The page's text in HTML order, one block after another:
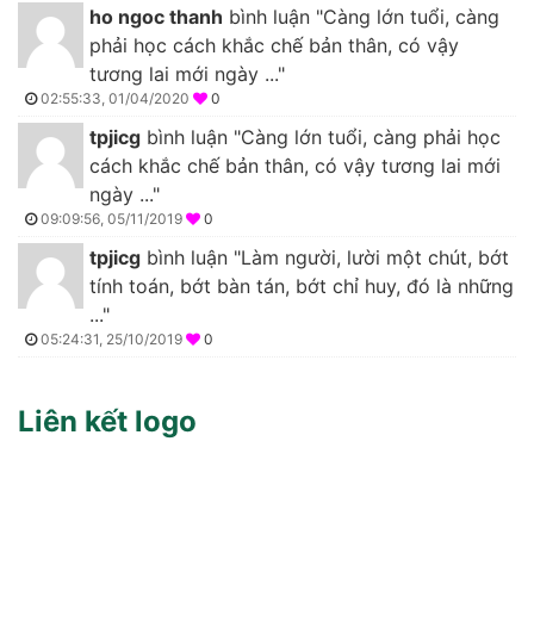
ho ngoc thanh bình luận "Càng lớn tuổi, càng
phải học cách khắc chế bản thân, có vậy
tương lai mới ngày ..."
02:55:33, 01/04/2020 0
tpjicg bình luận "Càng lớn tuổi, càng phải học
cách khắc chế bản thân, có vậy tương lai mới
ngày ..."
09:09:56, 05/11/2019 0
tpjicg bình luận "Làm người, lười một chút, bớt
tính toán, bớt bàn tán, bớt chỉ huy, đó là những
..."
05:24:31, 25/10/2019 0
Liên kết logo